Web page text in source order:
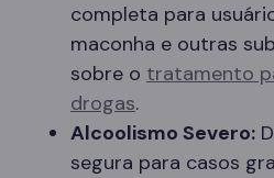
completa para
maconha e outras
sobre o tratamento
drogas.
Alcoolismo Severo:
segura para casos